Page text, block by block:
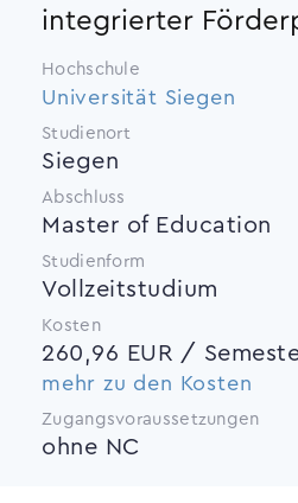
integrierter
Hochschule
Universität Siegen
Studienort
Siegen
Abschluss
Master of Education
Studienform
Vollzeitstudium
Kosten
260,96 EUR /
mehr zu den Kosten
Zugangsvoraussetzungen
ohne NC